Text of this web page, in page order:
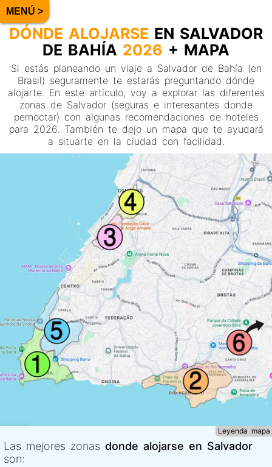
DÓNDE ALOJARSE EN SALVADOR
DE BAHÍA 2026 + MAPA
Si estás planeando un viaje a Salvador de Bahía (en
Brasil) seguramente te estarás preguntando dónde
alojarte. En este artículo, voy a explorar las diferentes
zonas de Salvador (seguras e interesantes donde
pernoctar) con algunas recomendaciones de hoteles
para 2026. También te dejo un mapa que te ayudará
a situarte en la ciudad con facilidad.
Leyenda mapa
Las mejores zonas donde alojarse en Salvador
son: